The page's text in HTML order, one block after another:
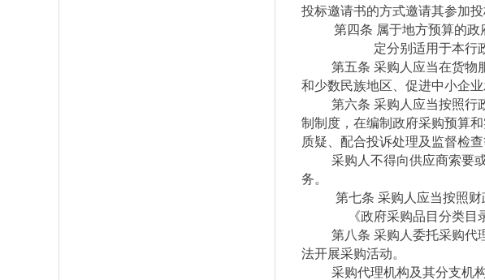
投标邀请书的方式邀请其参加投
第四条 属于地方预算的
定分别适用于本行
第五条 采购人应当在货物
和少数民族地区、促进中小企业
第六条 采购人应当按照行
制制度，在编制政府采购预算
质疑、配合投诉处理及监督检
采购人不得向供应商索要
务。
第七条 采购人应当按照
《政府采购品目分类
第八条 采购人委托采购代
法开展采购活动。
采购代理机构及其分支机